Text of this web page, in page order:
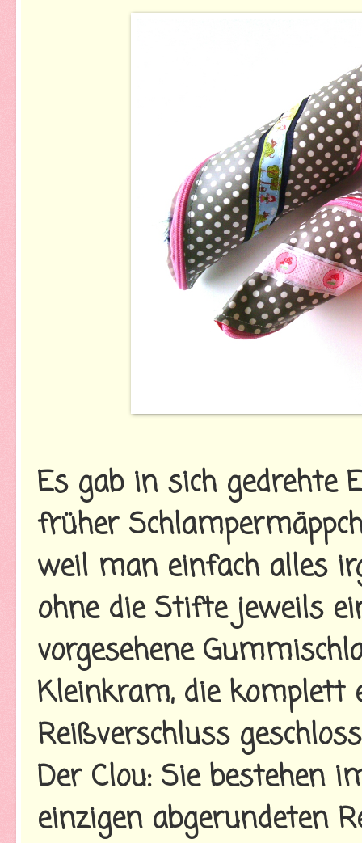
Es gab in sich
früher
weil man einfach alles
ohne die Stifte jeweils
vorgesehene
Kleinkram, die
Reißverschluss
Der Clou: Sie bestehen
einzigen abgerundeten